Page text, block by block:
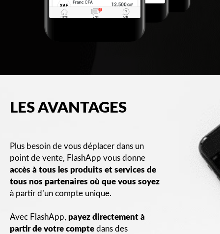
LES AVANTAGES
Plus besoin de vous déplacer dans un
point de vente, FlashApp vous donne
accès à tous les produits et services de
tous nos partenaires où que vous soyez
à partir d’un compte unique.
Avec FlashApp, payez directement à
partir de votre compte dans des